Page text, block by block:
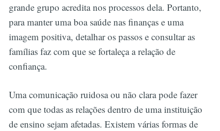
grande grupo acredita nos processos dela. Portanto,
para manter uma boa saúde nas finanças e uma
imagem positiva, detalhar os passos e consultar as
famílias faz com que se fortaleça a relação de
confiança.
Uma comunicação ruidosa ou não clara pode fazer
com que todas as relações dentro de uma instituição
de ensino sejam afetadas. Existem várias formas de